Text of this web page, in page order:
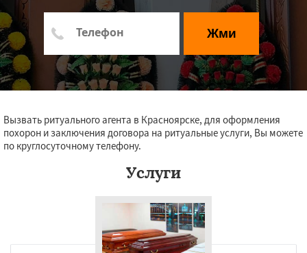
Жми
Вызвать ритуального агента в Красноярске, для оформления
похорон и заключения договора на ритуальные услуги, Вы можете
по круглосуточному телефону.
Услуги